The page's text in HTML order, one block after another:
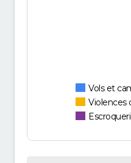
Vols et
Violences